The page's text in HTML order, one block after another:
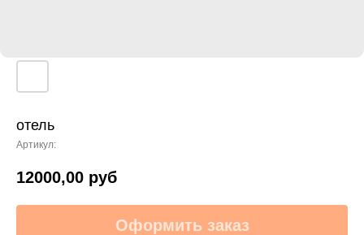
отель
Артикул:
12000,00 руб
Оформить заказ